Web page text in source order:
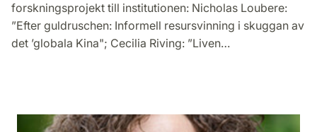
forskningsprojekt till institutionen: Nicholas Loubere:
”Efter guldruschen: Informell resursvinning i skuggan av
det ’globala Kina"; Cecilia Riving: ”Liven…